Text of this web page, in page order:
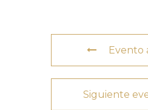
Evento
Siguiente